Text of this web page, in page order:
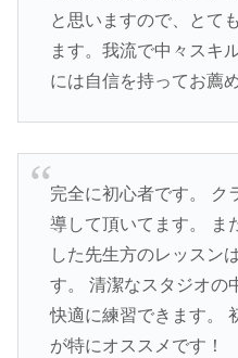
と思いますので、とて
ます。我流で中々スキ
には自信を持ってお薦
完全に初心者です。 ク
導して頂いてます。 ま
した先生方のレッスン
す。 清潔なスタジオの
快適に練習できます。
が特にオススメです！